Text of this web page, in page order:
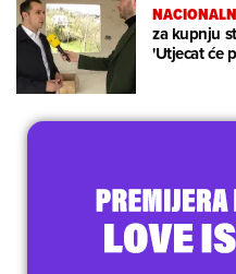
za kupnju
'Utjecat će